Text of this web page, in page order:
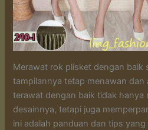
Merawat rok plisket dengan baik
tampilannya tetap menawan dan
terawat dengan baik tidak hanya
desainnya, tetapi juga
ini adalah panduan dan tips